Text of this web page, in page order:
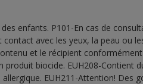
enfants. P101-En cas de
contact avec les yeux, la peau ou
et le récipient
produit biocide. EUH208-Contient
EUH211-Attention! Des